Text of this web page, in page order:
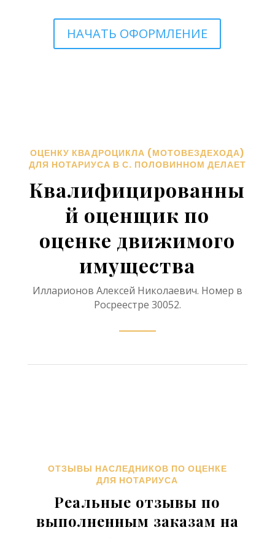
НАЧАТЬ ОФОРМЛЕНИЕ
ОЦЕНКУ КВАДРОЦИКЛА (МОТОВЕЗДЕХОДА)
ДЛЯ НОТАРИУСА В С. ПОЛОВИННОМ ДЕЛАЕТ
Квалифицированны
й оценщик по
оценке движимого
имущества
Илларионов Алексей Николаевич. Номер в
Росреестре 30052.
ОТЗЫВЫ НАСЛЕДНИКОВ ПО ОЦЕНКЕ
ДЛЯ НОТАРИУСА
Реальные отзывы по
выполненным заказам на